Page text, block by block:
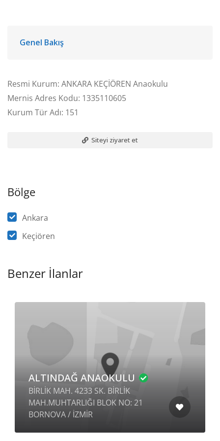
Genel Bakış
Resmi Kurum: ANKARA KEÇİÖREN Anaokulu
Mernis Adres Kodu: 1335110605
Kurum Tür Adı: 151
Siteyi ziyaret et
Bölge
Ankara
Keçiören
Benzer İlanlar
ALTINDAĞ ANAOKULU
BİRLİK MAH. 4233 SK. BİRLİK
MAH.MUHTARLIĞI BLOK NO: 21
BORNOVA / İZMİR